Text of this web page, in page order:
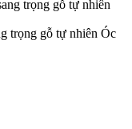
trọng gỗ tự nhiên Óc